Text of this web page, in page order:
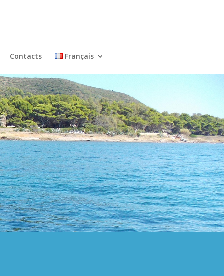
Contacts Français